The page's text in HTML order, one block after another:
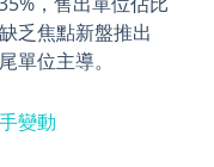
乏焦點新盤推出
單位主導。
變動